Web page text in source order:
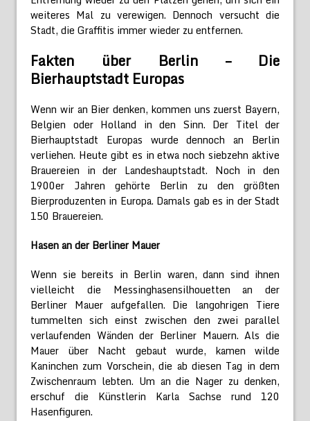
weiteres Mal zu verewigen. Dennoch versucht die
Stadt, die Graffitis immer wieder zu entfernen.
Fakten über Berlin – Die
Bierhauptstadt Europas
Wenn wir an Bier denken, kommen uns zuerst Bayern,
Belgien oder Holland in den Sinn. Der Titel der
Bierhauptstadt Europas wurde dennoch an Berlin
verliehen. Heute gibt es in etwa noch siebzehn aktive
Brauereien in der Landeshauptstadt. Noch in den
1900er Jahren gehörte Berlin zu den größten
Bierproduzenten in Europa. Damals gab es in der Stadt
150 Brauereien.
Hasen an der Berliner Mauer
Wenn sie bereits in Berlin waren, dann sind ihnen
vielleicht die Messinghasensilhouetten an der
Berliner Mauer aufgefallen. Die langohrigen Tiere
tummelten sich einst zwischen den zwei parallel
verlaufenden Wänden der Berliner Mauern. Als die
Mauer über Nacht gebaut wurde, kamen wilde
Kaninchen zum Vorschein, die ab diesen Tag in dem
Zwischenraum lebten. Um an die Nager zu denken,
erschuf die Künstlerin Karla Sachse rund 120
Hasenfiguren.